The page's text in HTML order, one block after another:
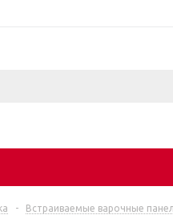
- Встраиваемые варочные